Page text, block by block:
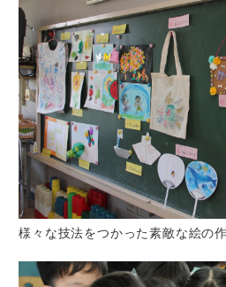
様々な技法をつかった素敵な絵の